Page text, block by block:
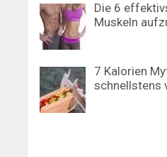
Die 6
Muskeln
7 Kalorien
schnellstens